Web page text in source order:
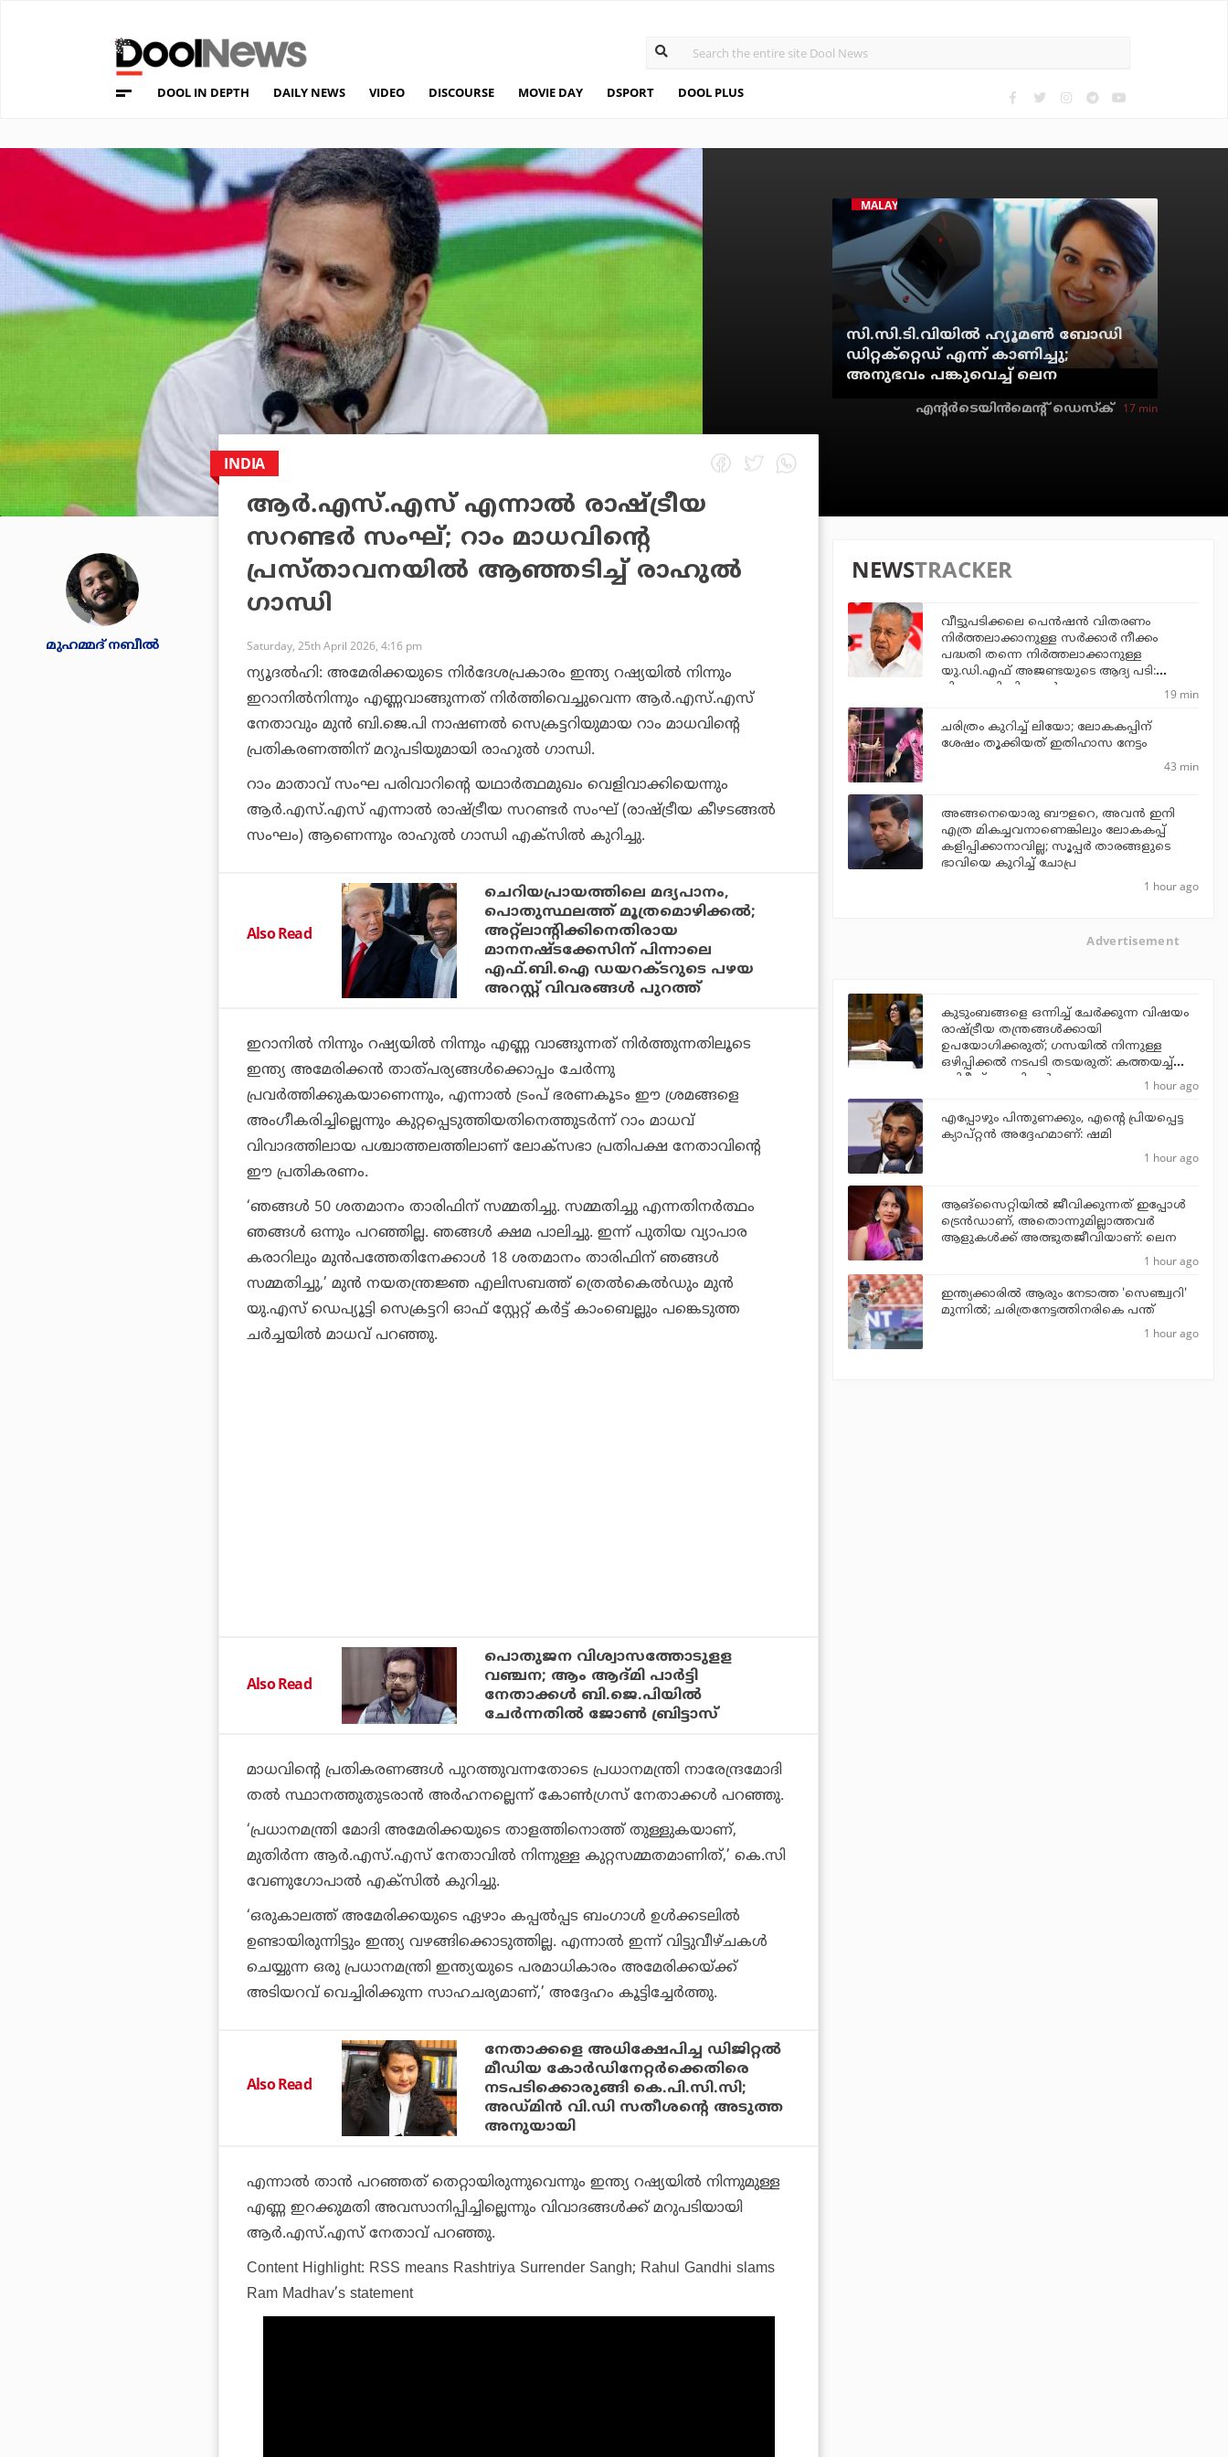
DOOL IN DEPTH DAILY NEWS VIDEO DISCOURSE MOVIE DAY DSPORT DOOL PLUS
MALAYALAM CINEMA
സി.സി.ടി.വിയില്‍ ഹ്യൂമണ്‍ ബോഡി
ഡിറ്റക്‌റ്റെഡ് എന്ന് കാണിച്ചു;
അനുഭവം പങ്കുവെച്ച് ലെന
എന്റര്‍ടെയിന്‍മെന്റ് ഡെസ്‌ക് 17 min
മുഹമ്മദ് നബീല്‍
INDIA
ആർ.എസ്.എസ് എന്നാൽ രാഷ്ട്രീയ
സറണ്ടർ സംഘ്; റാം മാധവിന്റെ
പ്രസ്താവനയിൽ ആഞ്ഞടിച്ച് രാഹുൽ
ഗാന്ധി
Saturday, 25th April 2026, 4:16 pm
ന്യൂദൽഹി: അമേരിക്കയുടെ നിർദേശപ്രകാരം ഇന്ത്യ റഷ്യയിൽ നിന്നും
ഇറാനിൽനിന്നും എണ്ണവാങ്ങുന്നത് നിർത്തിവെച്ചുവെന്ന ആർ.എസ്.എസ്
നേതാവും മുൻ ബി.ജെ.പി നാഷണൽ സെക്രട്ടറിയുമായ റാം മാധവിന്റെ
പ്രതികരണത്തിന് മറുപടിയുമായി രാഹുൽ ഗാന്ധി.
റാം മാതാവ് സംഘ പരിവാറിന്റെ യഥാർത്ഥമുഖം വെളിവാക്കിയെന്നും
ആർ.എസ്.എസ് എന്നാൽ രാഷ്ട്രീയ സറണ്ടർ സംഘ് (രാഷ്ട്രീയ കീഴടങ്ങൽ
സംഘം) ആണെന്നും രാഹുൽ ഗാന്ധി എക്‌സിൽ കുറിച്ചു.
Also Read
ചെറിയപ്രായത്തിലെ മദ്യപാനം,
പൊതുസ്ഥലത്ത് മൂത്രമൊഴിക്കല്‍;
അറ്റ്ലാന്റിക്കിനെതിരായ
മാനനഷ്ടക്കേസിന് പിന്നാലെ
എഫ്.ബി.ഐ ഡയറക്ടറുടെ പഴയ
അറസ്റ്റ് വിവരങ്ങള്‍ പുറത്ത്
ഇറാനിൽ നിന്നും റഷ്യയിൽ നിന്നും എണ്ണ വാങ്ങുന്നത് നിർത്തുന്നതിലൂടെ
ഇന്ത്യ അമേരിക്കൻ താത്പര്യങ്ങൾക്കൊപ്പം ചേർന്നു
പ്രവർത്തിക്കുകയാണെന്നും, എന്നാൽ ട്രംപ് ഭരണകൂടം ഈ ശ്രമങ്ങളെ
അംഗീകരിച്ചില്ലെന്നും കുറ്റപ്പെടുത്തിയതിനെത്തുടർന്ന് റാം മാധവ്
വിവാദത്തിലായ പശ്ചാത്തലത്തിലാണ് ലോക്സഭാ പ്രതിപക്ഷ നേതാവിന്റെ
ഈ പ്രതികരണം.
‘ഞങ്ങൾ 50 ശതമാനം താരിഫിന് സമ്മതിച്ചു. സമ്മതിച്ചു എന്നതിനർത്ഥം
ഞങ്ങൾ ഒന്നും പറഞ്ഞില്ല. ഞങ്ങൾ ക്ഷമ പാലിച്ചു. ഇന്ന് പുതിയ വ്യാപാര
കരാറിലും മുൻപത്തേതിനേക്കാൾ 18 ശതമാനം താരിഫിന് ഞങ്ങൾ
സമ്മതിച്ചു,’ മുൻ നയതന്ത്രജ്ഞ എലിസബത്ത് ത്രെൽകെൽഡും മുൻ
യു.എസ് ഡെപ്യൂട്ടി സെക്രട്ടറി ഓഫ് സ്റ്റേറ്റ് കർട്ട് കാംബെല്ലും പങ്കെടുത്ത
ചർച്ചയിൽ മാധവ് പറഞ്ഞു.
Also Read
പൊതുജന വിശ്വാസത്തോടുളള
വഞ്ചന; ആം ആദ്മി പാര്‍ട്ടി
നേതാക്കള്‍ ബി.ജെ.പിയില്‍
ചേര്‍ന്നതില്‍ ജോണ്‍ ബ്രിട്ടാസ്
മാധവിന്റെ പ്രതികരണങ്ങൾ പുറത്തുവന്നതോടെ പ്രധാനമന്ത്രി നാരേന്ദ്രമോദി
തൽ സ്ഥാനത്തുതുടരാൻ അർഹനല്ലെന്ന് കോൺഗ്രസ് നേതാക്കൾ പറഞ്ഞു.
‘പ്രധാനമന്ത്രി മോദി അമേരിക്കയുടെ താളത്തിനൊത്ത് തുള്ളുകയാണ്,
മുതിർന്ന ആർ.എസ്.എസ് നേതാവിൽ നിന്നുള്ള കുറ്റസമ്മതമാണിത്,’ കെ.സി
വേണുഗോപാൽ എക്‌സിൽ കുറിച്ചു.
‘ഒരുകാലത്ത് അമേരിക്കയുടെ ഏഴാം കപ്പൽപ്പട ബംഗാൾ ഉൾക്കടലിൽ
ഉണ്ടായിരുന്നിട്ടും ഇന്ത്യ വഴങ്ങിക്കൊടുത്തില്ല. എന്നാൽ ഇന്ന് വിട്ടുവീഴ്ചകൾ
ചെയ്യുന്ന ഒരു പ്രധാനമന്ത്രി ഇന്ത്യയുടെ പരമാധികാരം അമേരിക്കയ്ക്ക്
അടിയറവ് വെച്ചിരിക്കുന്ന സാഹചര്യമാണ്,’ അദ്ദേഹം കൂട്ടിച്ചേർത്തു.
Also Read
നേതാക്കളെ അധിക്ഷേപിച്ച ഡിജിറ്റല്‍
മീഡിയ കോര്‍ഡിനേറ്റര്‍ക്കെതിരെ
നടപടിക്കൊരുങ്ങി കെ.പി.സി.സി;
അഡ്മിന്‍ വി.ഡി സതീശന്റെ അടുത്ത
അനുയായി
എന്നാൽ താൻ പറഞ്ഞത് തെറ്റായിരുന്നുവെന്നും ഇന്ത്യ റഷ്യയിൽ നിന്നുമുള്ള
എണ്ണ ഇറക്കുമതി അവസാനിപ്പിച്ചില്ലെന്നും വിവാദങ്ങൾക്ക് മറുപടിയായി
ആർ.എസ്.എസ് നേതാവ് പറഞ്ഞു.
Content Highlight: RSS means Rashtriya Surrender Sangh; Rahul Gandhi slams
Ram Madhav’s statement
NEWSTRACKER
വീട്ടുപടിക്കലെ പെന്‍ഷന്‍ വിതരണം
നിര്‍ത്തലാക്കാനുള്ള സര്‍ക്കാര്‍ നീക്കം
പദ്ധതി തന്നെ നിര്‍ത്തലാക്കാനുള്ള
യു.ഡി.എഫ് അജണ്ടയുടെ ആദ്യ പടി:
പിണറായി വിജയന്‍
19 min
ചരിത്രം കുറിച്ച് ലിയോ; ലോകകപ്പിന്
ശേഷം തൂക്കിയത് ഇതിഹാസ നേട്ടം
43 min
അങ്ങനെയൊരു ബൗളറെ, അവന്‍ ഇനി
എത്ര മികച്ചവനാണെങ്കിലും ലോകകപ്പ്
കളിപ്പിക്കാനാവില്ല; സൂപ്പര്‍ താരങ്ങളുടെ
ഭാവിയെ കുറിച്ച് ചോപ്ര
1 hour ago
Advertisement
കുടുംബങ്ങളെ ഒന്നിച്ച് ചേര്‍ക്കുന്ന വിഷയം
രാഷ്ട്രീയ തന്ത്രങ്ങള്‍ക്കായി
ഉപയോഗിക്കരുത്; ഗസയില്‍ നിന്നുള്ള
ഒഴിപ്പിക്കല്‍ നടപടി തടയരുത്: കത്തയച്ച്
ബ്രിട്ടീഷ് എം.പിമാര്‍
1 hour ago
എപ്പോഴും പിന്തുണക്കും, എന്റെ പ്രിയപ്പെട്ട
ക്യാപ്റ്റന്‍ അദ്ദേഹമാണ്: ഷമി
1 hour ago
ആങ്സൈറ്റിയിൽ ജീവിക്കുന്നത് ഇപ്പോൾ
ട്രെൻഡാണ്, അതൊന്നുമില്ലാത്തവർ
ആളുകൾക്ക് അത്ഭുതജീവിയാണ്: ലെന
1 hour ago
ഇന്ത്യക്കാരില്‍ ആരും നേടാത്ത 'സെഞ്ച്വറി'
മുന്നില്‍; ചരിത്രനേട്ടത്തിനരികെ പന്ത്
1 hour ago